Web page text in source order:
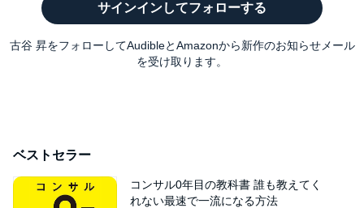
サインインしてフォローする
古谷 昇をフォローしてAudibleとAmazonから新作のお知らせメール
を受け取ります。
ベストセラー
コンサル0年目の教科書 誰も教えてく
れない最速で一流になる方法